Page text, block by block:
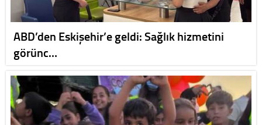
ABD’den Eskişehir’e geldi: Sağlık hizmetini
görünc…